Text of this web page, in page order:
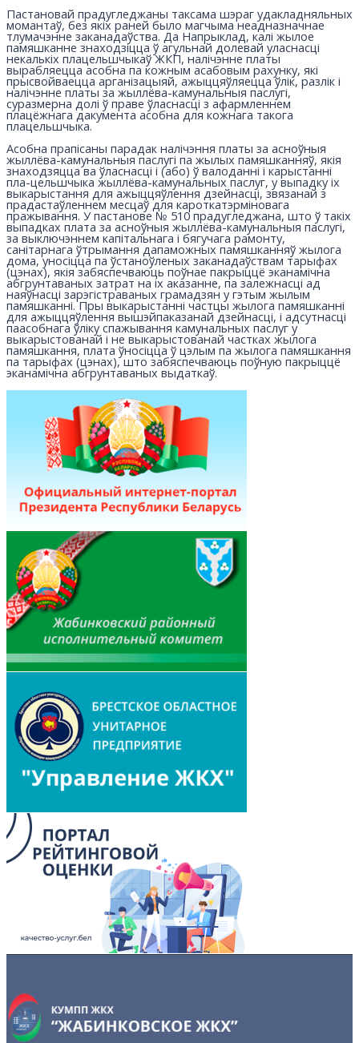
Пастановай прадугледжаны таксама шэраг удакладняльных
момантаў, без якіх раней было магчыма неадназначнае
тлумачэнне заканадаўства. Да Напрыклад, калі жылое
памяшканне знаходзіцца ў агульнай долевай уласнасці
некалькіх плацельшчыкаў ЖКП, налічэнне платы
вырабляецца асобна па кожным асабовым рахунку, які
прысвойваецца арганізацыяй, ажыццяўляецца ўлік, разлік і
налічэнне платы за жыллёва-камунальныя паслугі,
суразмерна долі ў праве ўласнасці з афармленнем
плацёжнага дакумента асобна для кожнага такога
плацельшчыка.
Асобна прапісаны парадак налічэння платы за асноўныя
жыллёва-камунальныя паслугі па жылых памяшканняў, якія
знаходзяцца ва ўласнасці і (або) ў валоданні і карыстанні
пла-цельшчыка жыллёва-камунальных паслуг, у выпадку іх
выкарыстання для ажыццяўлення дзейнасці, звязанай з
прадастаўленнем месцаў для кароткатэрміновага
пражывання. У пастанове № 510 прадугледжана, што ў такіх
выпадках плата за асноўныя жыллёва-камунальныя паслугі,
за выключэннем капітальнага і бягучага рамонту,
санітарнага ўтрымання дапаможных памяшканняў жылога
дома, уносіцца па ўстаноўленых заканадаўствам тарыфах
(цэнах), якія забяспечваюць поўнае пакрыццё эканамічна
абгрунтаваных затрат на іх аказанне, па залежнасці ад
наяўнасці зарэгістраваных грамадзян у гэтым жылым
памяшканні. Пры выкарыстанні частцы жылога памяшканні
для ажыццяўлення вышэйпаказанай дзейнасці, і адсутнасці
паасобнага ўліку спажывання камунальных паслуг у
выкарыстованай і не выкарыстованай частках жылога
памяшкання, плата ўносіцца ў цэлым па жылога памяшкання
па тарыфах (цэнах), што забяспечваюць поўную пакрыццё
эканамічна абгрунтаваных выдаткаў.